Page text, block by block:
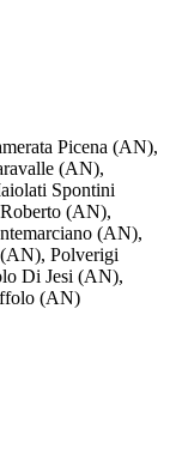
Picena (AN),
(AN),
Spontini
(AN),
(AN),
Polverigi
Di Jesi (AN),
(AN)